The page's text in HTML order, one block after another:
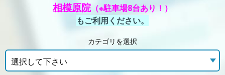
相模原院（※駐車場8台あり！ ）
もご利用ください。
カテゴリを選択
選択して下さい